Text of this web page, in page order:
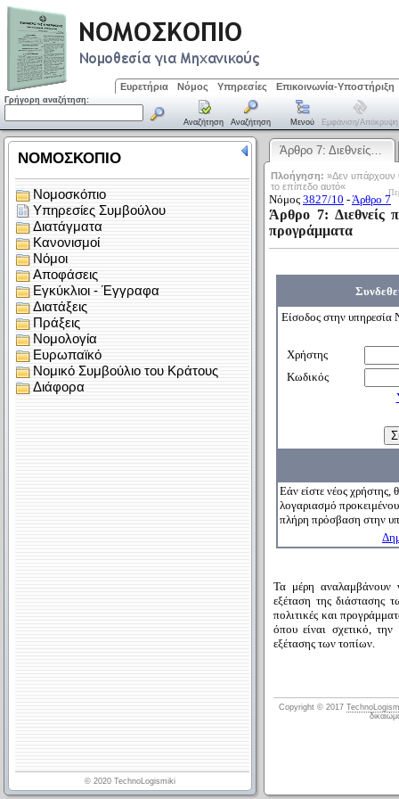
Ευρετήρια Νόμος Υπηρεσίες Επικοινωνία-Υποστήριξη
Γρήγορη αναζήτηση:
Αναζήτηση Αναζήτηση Μενού Εμφάνιση/απόκρυψη
Άρθρο 7: Διεθνείς…